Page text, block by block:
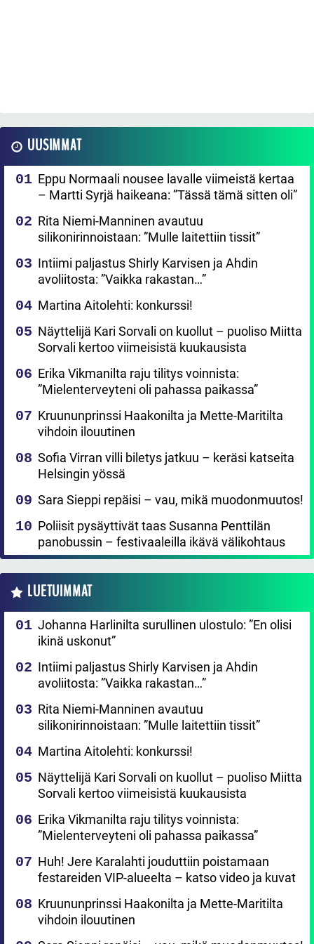
UUSIMMAT
Eppu Normaali nousee lavalle viimeistä kertaa
– Martti Syrjä haikeana: ”Tässä tämä sitten oli”
Rita Niemi-Manninen avautuu
silikonirinnoistaan: ”Mulle laitettiin tissit”
Intiimi paljastus Shirly Karvisen ja Ahdin
avoliitosta: ”Vaikka rakastan…”
Martina Aitolehti: konkurssi!
Näyttelijä Kari Sorvali on kuollut – puoliso Miitta
Sorvali kertoo viimeisistä kuukausista
Erika Vikmanilta raju tilitys voinnista:
”Mielenterveyteni oli pahassa paikassa”
Kruununprinssi Haakonilta ja Mette-Maritilta
vihdoin ilouutinen
Sofia Virran villi biletys jatkuu – keräsi katseita
Helsingin yössä
Sara Sieppi repäisi – vau, mikä muodonmuutos!
Poliisit pysäyttivät taas Susanna Penttilän
panobussin – festivaaleilla ikävä välikohtaus
LUETUIMMAT
Johanna Harlinilta surullinen ulostulo: ”En olisi
ikinä uskonut”
Intiimi paljastus Shirly Karvisen ja Ahdin
avoliitosta: ”Vaikka rakastan…”
Rita Niemi-Manninen avautuu
silikonirinnoistaan: ”Mulle laitettiin tissit”
Martina Aitolehti: konkurssi!
Näyttelijä Kari Sorvali on kuollut – puoliso Miitta
Sorvali kertoo viimeisistä kuukausista
Erika Vikmanilta raju tilitys voinnista:
”Mielenterveyteni oli pahassa paikassa”
Huh! Jere Karalahti jouduttiin poistamaan
festareiden VIP-alueelta – katso video ja kuvat
Kruununprinssi Haakonilta ja Mette-Maritilta
vihdoin ilouutinen